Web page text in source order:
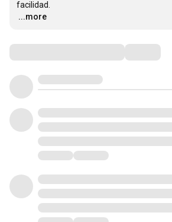
…
...more